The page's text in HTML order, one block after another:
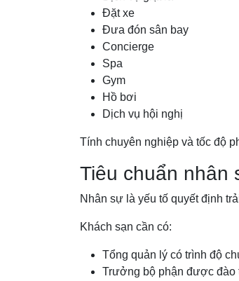
Đặt xe
Đưa đón sân bay
Concierge
Spa
Gym
Hồ bơi
Dịch vụ hội nghị
Tính chuyên nghiệp và tốc độ
Tiêu chuẩn nhân
Nhân sự là yếu tố quyết định
Khách sạn cần có:
Tổng quản lý có trình độ
Trưởng bộ phận được đào